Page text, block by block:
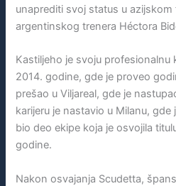
unaprediti svoj status u
argentinskog trenera Héctora
Kastiljeho je svoju profesionalnu
2014. godine, gde je proveo
prešao u Viljareal, gde je
karijeru je nastavio u Milanu,
bio deo ekipe koja je osvojila
godine.
Nakon osvajanja Scudetta,